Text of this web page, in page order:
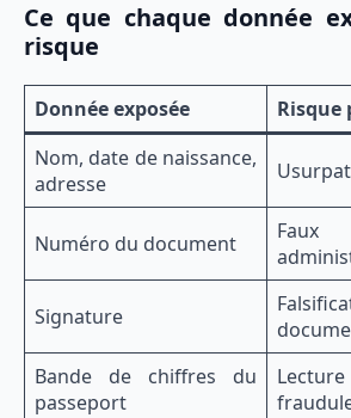
Ce que chaque donnée
risque
Donnée exposée
Risque
Nom, date de naissance,
adresse
Numéro du document
Signature
Bande de chiffres du
passeport